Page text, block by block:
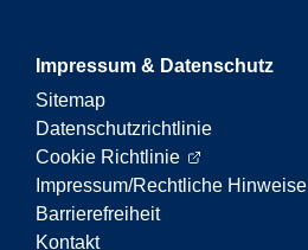
Impressum & Datenschutz
Sitemap
Datenschutzrichtlinie
Cookie Richtlinie
Impressum/Rechtliche Hinweise
Barrierefreiheit
Kontakt